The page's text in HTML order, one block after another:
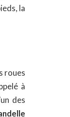
la
roues
à
des